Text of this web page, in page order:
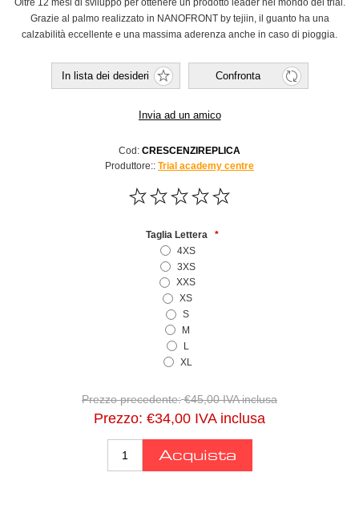
Oltre 12 mesi di sviluppo per ottenere un prodotto leader nel mondo del trial.
Grazie al palmo realizzato in NANOFRONT by tejiin, il guanto ha una
calzabilità eccellente e una massima aderenza anche in caso di pioggia.
Cod: CRESCENZIREPLICA
Produttore:: Trial academy centre
Taglia Lettera
*
4XS
3XS
XXS
XS
S
M
L
XL
Prezzo precedente: €45,00 IVA inclusa
Prezzo: €34,00 IVA inclusa